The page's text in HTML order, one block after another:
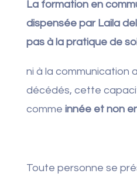
La formation en
dispensée par Laila
pas à la pratique de
ni à la communication
décédés, cette
comme innée et non
Toute personne se